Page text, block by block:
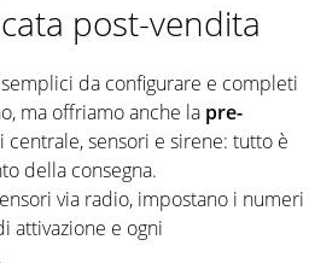
post-vendita
da configurare e completi
ma offriamo anche la pre-
centrale, sensori e sirene: tutto è
della consegna.
via radio, impostano i numeri
attivazione e ogni